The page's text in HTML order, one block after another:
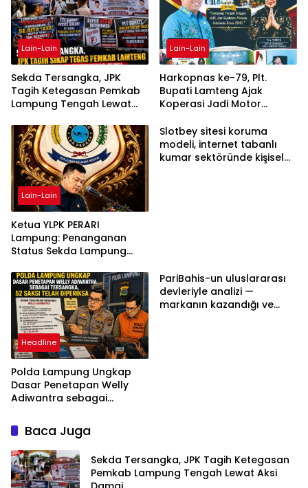
Lain-Lain
Sekda Tersangka, JPK
Tagih Ketegasan Pemkab
Lampung Tengah Lewat
Lain-Lain
Harkopnas ke-79, Plt.
Bupati Lamteng Ajak
Koperasi Jadi Motor
Lain-Lain
Ketua YLPK PERARI
Lampung: Penanganan
Status Sekda Lampung
Berdasarkan Aturan,
Bukan Tekanan Opini
Slotbey sitesi koruma
modeli, internet tabanlı
kumar sektöründe kişisel
Headline
Polda Lampung Ungkap
Dasar Penetapan Welly
Adiwantra sebagai
Diperiksa
PariBahis-un uluslararası
devleriyle analizi —
markanın kazandığı ve
Baca Juga
Sekda Tersangka, JPK Tagih Ketegasan
Pemkab Lampung Tengah Lewat Aksi